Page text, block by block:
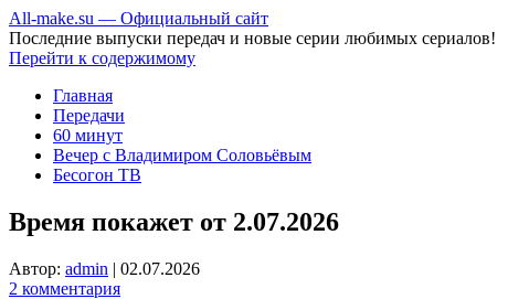
All-make.su — Официальный сайт
Последние выпуски передач и новые серии любимых сериалов!
Перейти к содержимому
Главная
Передачи
60 минут
Вечер с Владимиром Соловьёвым
Бесогон ТВ
Время покажет от 2.07.2026
Автор: admin | 02.07.2026
2 комментария